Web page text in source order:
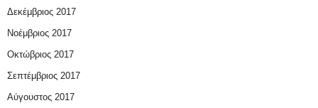
Δεκέμβριος 2017
Νοέμβριος 2017
Οκτώβριος 2017
Σεπτέμβριος 2017
Αύγουστος 2017